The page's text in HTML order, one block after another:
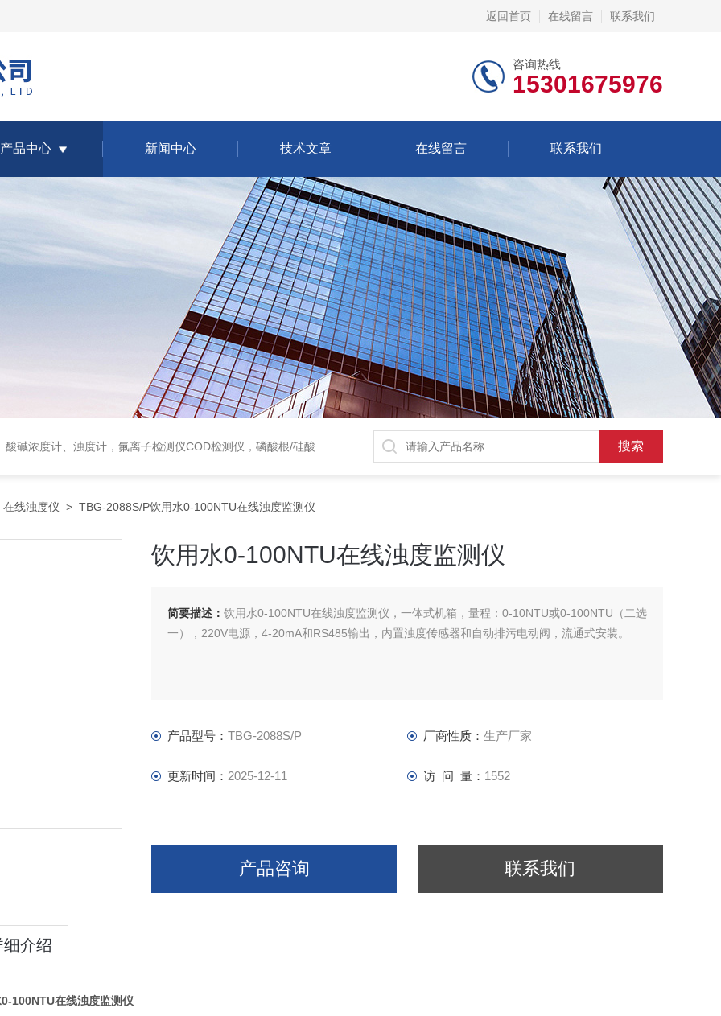
返回首页 在线留言 联系我们
咨询热线
15301675976
产品中心 新闻中心 技术文章 在线留言 联系我们
，氟离子检测仪COD检测仪，磷酸根/硅酸根分析仪，PH电极、溶氧电极、电导电极
在线浊度仪 > TBG-2088S/P饮用水0-100NTU在线浊度监测仪
饮用水0-100NTU在线浊度监测仪
简要描述： 饮用水0-100NTU在线浊度监测仪，一体式机箱，量程：0-10NTU或0-100NTU（二选
一），220V电源，4-20mA和RS485输出，内置浊度传感器和自动排污电动阀，流通式安装。
产品型号： TBG-2088S/P 厂商性质： 生产厂家
更新时间： 2025-12-11 访 问 量： 1552
产品咨询 联系我们
细介绍
100NTU在线浊度监测仪